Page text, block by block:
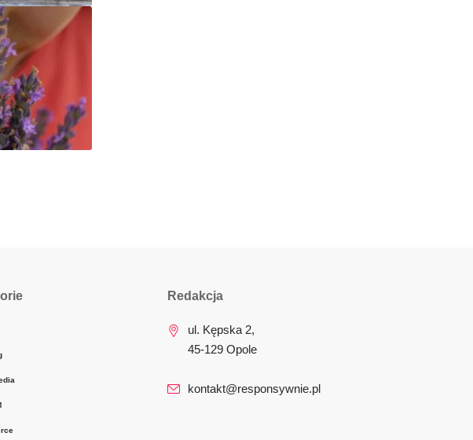
Redakcja
ul. Kępska 2,
45-129 Opole
kontakt@responsywnie.pl